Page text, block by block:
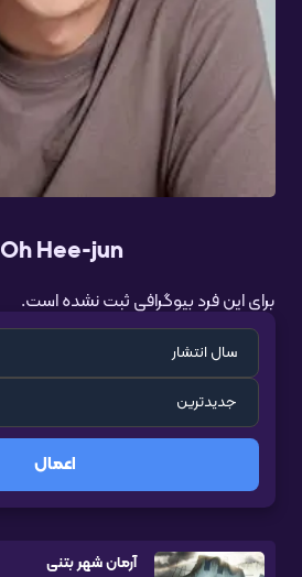
Oh Hee-jun
برای این فرد بیوگرافی ثبت نشده است.
اعمال
آرمان شهر بتنی